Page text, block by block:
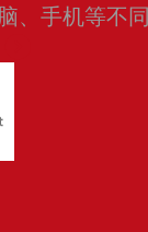
、手机等不